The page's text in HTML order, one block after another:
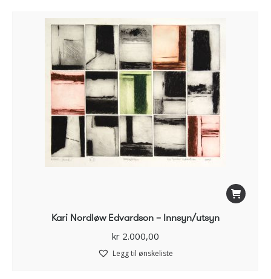
Kari Nordløw Edvardson – Innsyn/utsyn
kr2.000,00
Legg til ønskeliste